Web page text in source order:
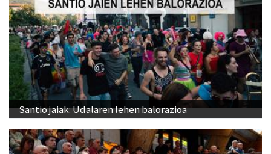
Santio jaiak: Udalaren lehen balorazioa